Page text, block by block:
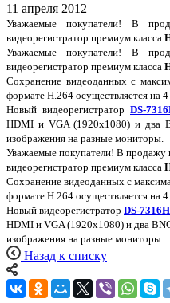
11 апреля 2012
Уважаемые покупатели! В
видеорегистратор премиум класса
Уважаемые покупатели! В
видеорегистратор премиум класса
Сохранение видеоданных с
формате H.264 осуществляется на
Новый видеорегистратор DS-
HDMI и VGA (1920х1080) и два
изображения на разные мониторы.
Уважаемые покупатели! В продажу
видеорегистратор премиум класса
Сохранение видеоданных с
формате H.264 осуществляется на
Новый видеорегистратор DS-
HDMI и VGA (1920х1080) и два
изображения на разные мониторы.
Назад к списку